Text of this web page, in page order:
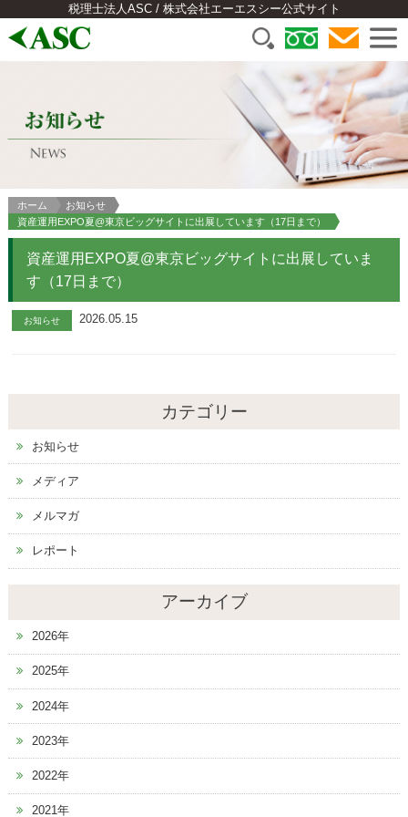
税理士法人ASC / 株式会社エーエスシー公式サイト
ホーム
お知らせ
資産運用EXPO夏@東京ビッグサイトに出展しています（17日まで）
資産運用EXPO夏@東京ビッグサイトに出展していま
す（17日まで）
お知らせ 2026.05.15
カテゴリー
お知らせ
メディア
メルマガ
レポート
アーカイブ
2026年
2025年
2024年
2023年
2022年
2021年